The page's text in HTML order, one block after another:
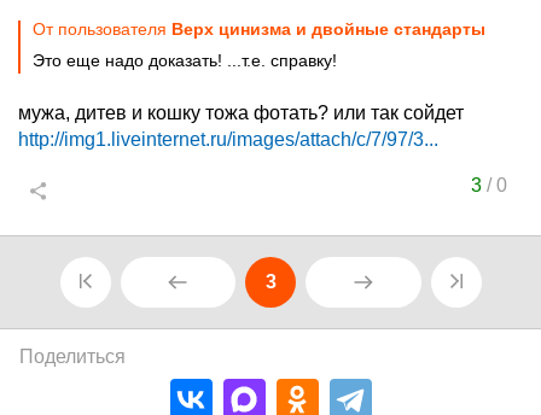
От пользователя Верх цинизма и двойные стандарты
Это еще надо доказать! ...т.е. справку!
мужа, дитев и кошку тожа фотать? или так сойдет
http://img1.liveinternet.ru/images/attach/c/7/97/3...
3/0
3
Поделиться